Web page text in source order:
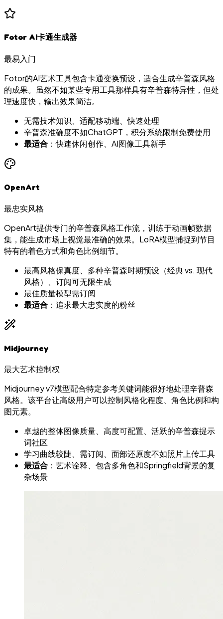
Fotor AI卡通生成器
最易入门
Fotor的AI艺术工具包含卡通变换预设，适合生成辛普森风格
的成果。虽然不如某些专用工具那样具有辛普森特异性，但处
理速度快，输出效果简洁。
无需技术知识、适配移动端、快速处理
辛普森准确度不如ChatGPT，积分系统限制免费使用
最适合 ：快速休闲创作、AI图像工具新手
OpenArt
最忠实风格
OpenArt提供专门的辛普森风格工作流，训练于动画帧数据
集，能生成市场上视觉最准确的效果。LoRA模型捕捉到节目
特有的着色方式和角色比例细节。
最高风格保真度、多种辛普森时期预设（经典 vs. 现代
风格）、订阅可无限生成
最佳质量模型需订阅
最适合 ：追求最大忠实度的粉丝
Midjourney
最大艺术控制权
Midjourney v7模型配合特定参考关键词能很好地处理辛普森
风格。该平台让高级用户可以控制风格化程度、角色比例和构
图元素。
卓越的整体图像质量、高度可配置、活跃的辛普森提示
词社区
学习曲线较陡、需订阅、面部还原度不如照片上传工具
最适合 ：艺术诠释、包含多角色和Springfield背景的复
杂场景